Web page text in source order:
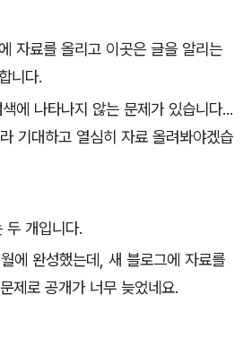
자료를 올리고 이곳은 글을 알리는
니다.
에 나타나지 않는 문제가 있습니다...
기대하고 열심히 자료 올려봐야겠습
두 개입니다.
에 완성했는데, 새 블로그에 자료를
제로 공개가 너무 늦었네요.